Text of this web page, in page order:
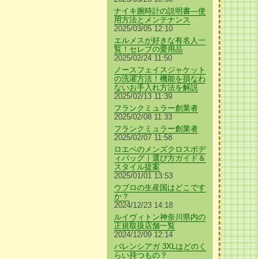
ナイキ腕時計の説明書—使
用方法とメンテナンス
2025/03/05 12:10
エルメスが好きな有名人一
覧！セレブの愛用品
2025/02/24 11:50
ノースフェイスジャケット
の洗濯方法！機能を損なわ
ないお手入れ方法を解説
2025/02/13 11:39
フランクミュラー創業者
2025/02/08 11:33
フランクミュラー創業者
2025/02/07 11:58
ロエベのメンズクロスボデ
ィバッグ｜選び方ガイド＆
スタイル提案
2025/01/01 13:53
ウブロの生産国はどこです
か？
2024/12/23 14:18
ルイヴィトン神奈川県内の
正規取扱店舗一覧
2024/12/09 12:14
バレンシアガ 3XLはどのく
らい持つもの？